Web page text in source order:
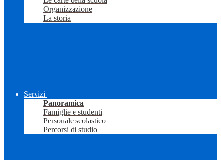
Organizzazione
La storia
Servizi
Panoramica
Famiglie e studenti
Personale scolastico
Percorsi di studio